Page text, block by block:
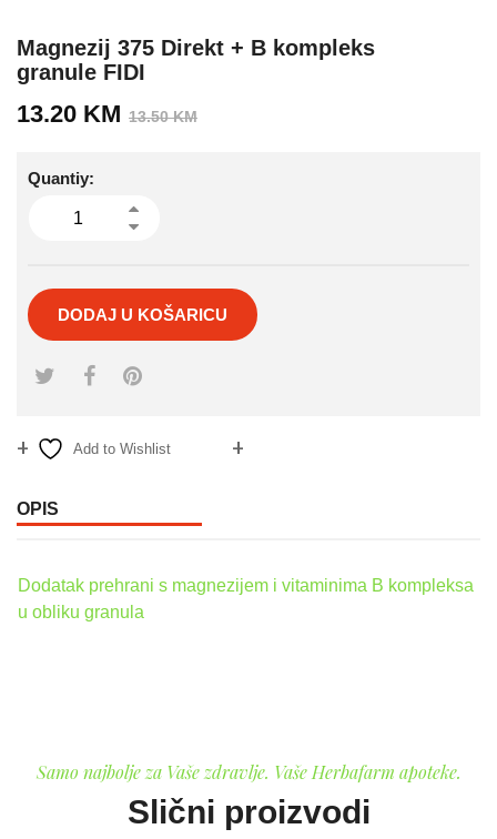
Magnezij 375 Direkt + B kompleks
granule FIDI
13.50KMIzvorna
13.20 KM
Trenutna
Quantiy:
DODAJ U KOŠARICU
Add to Wishlist
OPIS
Dodatak prehrani s magnezijem i vitaminima B kompleksa
u obliku granula
Samo najbolje za Vaše zdravlje. Vaše Herbafarm apoteke.
Slični proizvodi